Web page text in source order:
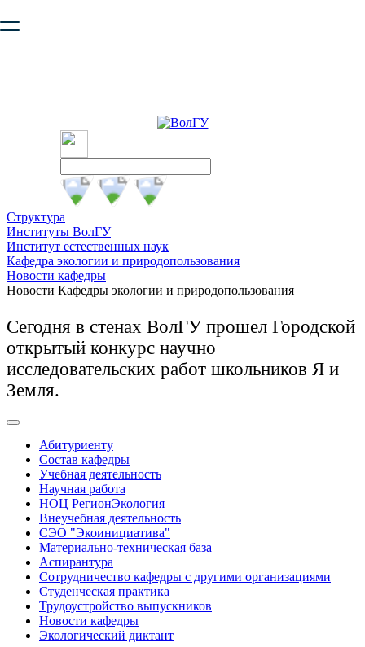
безопасную работу с сайтом. Пожалуйста
Структура
Институты ВолГУ
Институт естественных наук
Кафедра экологии и природопользования
Новости кафедры
Новости Кафедры экологии и природопользования
Сегодня в стенах ВолГУ прошел Городской
открытый конкурс научно
исследовательских работ школьников Я и
Земля.
Абитуриенту
Состав кафедры
Учебная деятельность
Научная работа
НОЦ РегионЭкология
Внеучебная деятельность
СЭО "Экоинициатива"
Материально-техническая база
Аспирантура
Сотрудничество кафедры с другими организациями
Студенческая практика
Трудоустройство выпускников
Новости кафедры
Экологический диктант